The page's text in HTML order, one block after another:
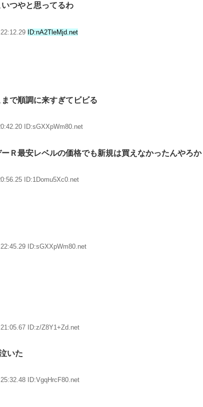
つやと思ってるわ
ID:nA2TleMjd.net
で順調に来すぎてビビる
ID:sGXXpWm80.net
Ｒ最安レベルの価格でも新規は買えなかったんやろか
ID:1Domu5Xc0.net
ID:sGXXpWm80.net
ID:z/Z8Y1+Zd.net
いた
ID:VgqHrcF80.net